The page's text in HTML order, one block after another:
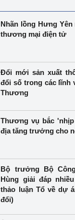
Nhãn lồng Hưng
thương mại điện tử
Đổi mới sản xuất
đổi số trong các lĩnh
Thương
Thương vụ bắc
địa tăng trưởng cho
Bộ trưởng Bộ
Hùng giải đáp
thảo luận Tổ về dự
đổi)